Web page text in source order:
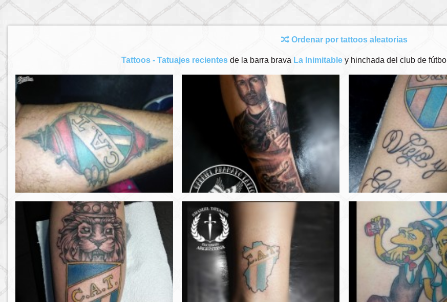
Ordenar por tattoos aleatorias
Tattoos - Tatuajes recientes de la barra brava La Inimitable y hinchada del club de fútbol